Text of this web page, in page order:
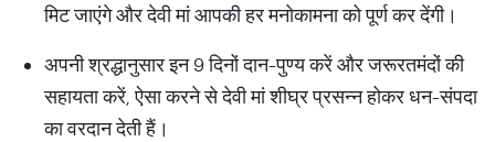
मिट जाएंगे और देवी मां आपकी हर मनोकामना को पूर्ण कर देंगी।
अपनी श्रद्धानुसार इन 9 दिनों दान-पुण्य करें और जरूरतमंदों की
सहायता करें, ऐसा करने से देवी मां शीघ्र प्रसन्न होकर धन-संपदा
का वरदान देती हैं।